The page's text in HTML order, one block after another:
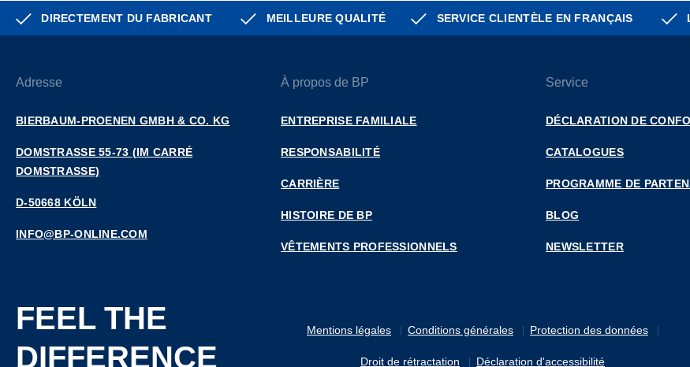
DIRECTEMENT DU FABRICANT MEILLEURE QUALITÉ SERVICE CLIENTÈLE EN FRANÇAIS
Adresse
BIERBAUM-PROENEN GMBH & CO. KG
DOMSTRASSE 55-73 (IM CARRÉ D
OMSTRASSE)
D-50668 KÖLN
INFO@BP-ONLINE.COM
À propos de BP
ENTREPRISE FAMILIALE
RESPONSABILITÉ
CARRIÈRE
HISTOIRE DE BP
VÊTEMENTS PROFESSIONNELS
Service
DÉCLARATION DE
CATALOGUES
PROGRAMME DE
BLOG
NEWSLETTER
FEEL THE
DIFFERENCE
Mentions légales Conditions générales Protection des données
Droit de rétractation Déclaration d'accessibilité